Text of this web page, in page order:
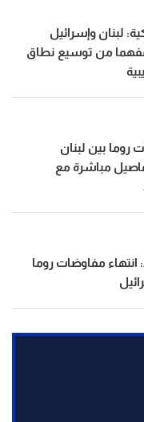
لبنان وإسرائيل
من توسيع نطاق
روما بين لبنان
مباشرة مع
انتهاء مفاوضات روما